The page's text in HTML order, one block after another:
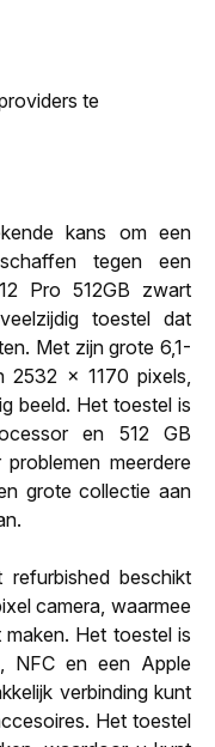
te
kans om een
tegen een
Pro 512GB zwart
toestel dat
Met zijn grote 6,1-
2532 x 1170 pixels,
beeld. Het toestel is
en 512 GB
meerdere
grote collectie aan
beschikt
camera, waarmee
Het toestel is
NFC en een Apple
verbinding kunt
Het toestel